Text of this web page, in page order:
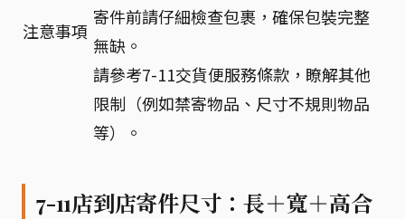
注意事項
寄件前請仔細檢查包裹，確保包裝完整
無缺。
請參考7-11交貨便服務條款，瞭解其他
限制（例如禁寄物品、尺寸不規則物品
等）。
7-11店到店寄件尺寸：長＋寬＋高合